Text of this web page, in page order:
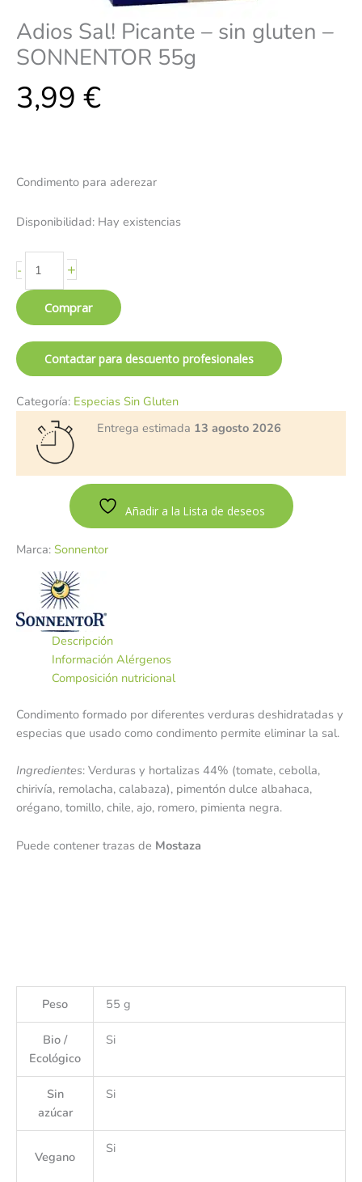
Adios Sal! Picante – sin gluten –
SONNENTOR 55g
3,99 €
Condimento para aderezar
Disponibilidad: Hay existencias
- +
Comprar
Contactar para descuento profesionales
Categoría: Especias Sin Gluten
Entrega estimada 13 agosto 2026
Añadir a la Lista de deseos
Marca: Sonnentor
Descripción
Información Alérgenos
Composición nutricional
Condimento formado por diferentes verduras deshidratadas y
especias que usado como condimento permite eliminar la sal.
Ingredientes: Verduras y hortalizas 44% (tomate, cebolla,
chirivía, remolacha, calabaza), pimentón dulce albahaca,
orégano, tomillo, chile, ajo, romero, pimienta negra.
Puede contener trazas de Mostaza
Peso 55 g
Bio /
Ecológico
Si
Sin
azúcar
Si
Vegano
Si